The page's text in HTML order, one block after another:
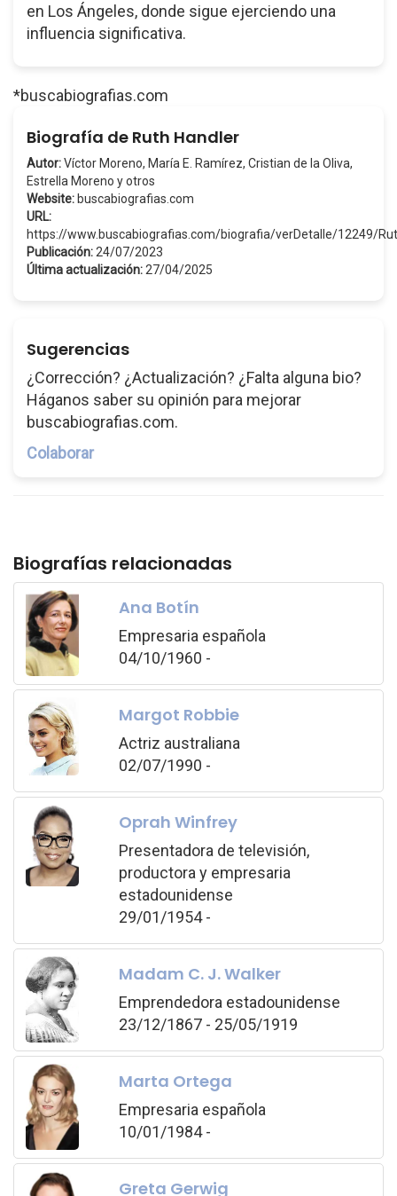
en Los Ángeles, donde sigue ejerciendo una
influencia significativa.
*buscabiografias.com
Biografía de Ruth Handler
Autor:Víctor Moreno, María E. Ramírez, Cristian de la Oliva,
Estrella Moreno y otros
Website: buscabiografias.com
URL:
https://www.buscabiografias.com/biografia/verDetalle/12249/
Publicación: 24/07/2023
Última actualización: 27/04/2025
Sugerencias
¿Corrección? ¿Actualización? ¿Falta alguna bio?
Háganos saber su opinión para mejorar
buscabiografias.com.
Colaborar
Biografías relacionadas
Ana Botín
Empresaria española
04/10/1960 -
Margot Robbie
Actriz australiana
02/07/1990 -
Oprah Winfrey
Presentadora de televisión,
productora y empresaria
estadounidense
29/01/1954 -
Madam C. J. Walker
Emprendedora estadounidense
23/12/1867 - 25/05/1919
Marta Ortega
Empresaria española
10/01/1984 -
Greta Gerwig